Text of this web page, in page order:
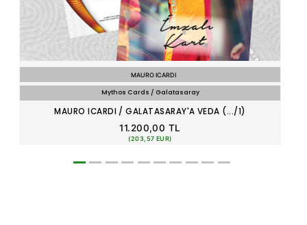
MAURO ICARDI
Mythos Cards / Galatasaray
MAURO ICARDI / GALATASARAY'A VEDA (.../1)
11.200,00 TL
(203,57 EUR)